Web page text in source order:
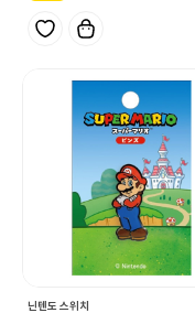
닌텐도 스위치